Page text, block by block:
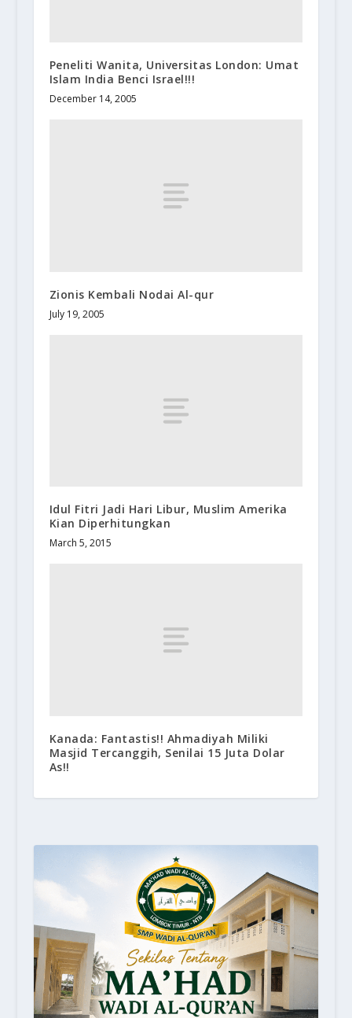
Peneliti Wanita, Universitas London: Umat
Islam India Benci Israel!!!
December 14, 2005
Zionis Kembali Nodai Al-qur
July 19, 2005
Idul Fitri Jadi Hari Libur, Muslim Amerika
Kian Diperhitungkan
March 5, 2015
Kanada: Fantastis!! Ahmadiyah Miliki
Masjid Tercanggih, Senilai 15 Juta Dolar
As!!